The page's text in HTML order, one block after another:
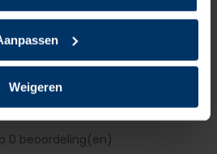
Weigeren
Zwart
0 beoordeling(en)